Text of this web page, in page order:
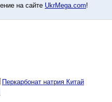
на сайте UkrMega.com!
Перкарбонат натрия Китай